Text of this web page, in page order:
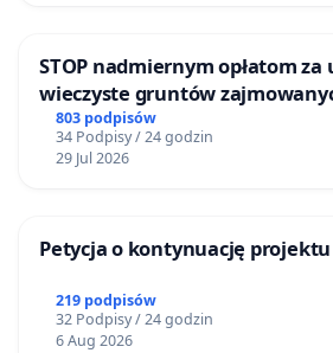
STOP nadmiernym opłatom
wieczyste gruntów
ogrody działkowe.
803 podpisów
34 Podpisy / 24 godzin
29 Jul 2026
Petycja o kontynuację
219 podpisów
32 Podpisy / 24 godzin
6 Aug 2026